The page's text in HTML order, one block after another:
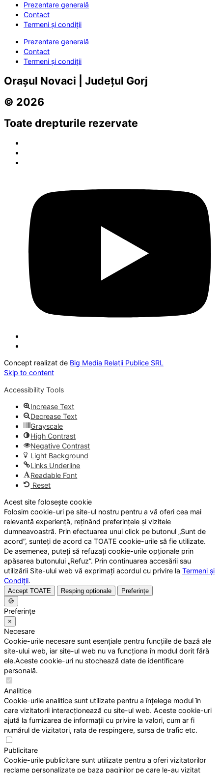
Prezentare generală
Contact
Termeni și condiții
Prezentare generală
Contact
Termeni și condiții
Orașul Novaci | Județul Gorj
© 2026
Toate drepturile rezervate
Concept realizat de Big Media Relații Publice SRL
Skip to content
Accessibility Tools
Increase Text
Decrease Text
Grayscale
High Contrast
Negative Contrast
Light Background
Links Underline
Readable Font
Reset
Acest site folosește cookie
Folosim cookie-uri pe site-ul nostru pentru a vă oferi cea mai
relevantă experiență, reținând preferințele și vizitele
dumneavoastră. Prin efectuarea unui click pe butonul „Sunt de
acord”, sunteți de acord ca TOATE cookie-urile să fie utilizate.
De asemenea, puteți să refuzați cookie-urile opționale prin
apăsarea butonului „Refuz”. Prin continuarea accesării sau
utilizării Site-ului web vă exprimați acordul cu privire la Termeni și
Condiții.
Accept TOATE Resping opționale
Preferințe
🍪
Preferințe
×
Necesare
Cookie-urile necesare sunt esențiale pentru funcțiile de bază ale
site-ului web, iar site-ul web nu va funcționa în modul dorit fără
ele.Aceste cookie-uri nu stochează date de identificare
personală.
Analitice
Cookie-urile analitice sunt utilizate pentru a înțelege modul în
care vizitatorii interacționează cu site-ul web. Aceste cookie-uri
ajută la furnizarea de informații cu privire la valori, cum ar fi
numărul de vizitatori, rata de respingere, sursa de trafic etc.
Publicitare
Cookie-urile publicitare sunt utilizate pentru a oferi vizitatorilor
reclame personalizate pe baza paginilor pe care le-au vizitat